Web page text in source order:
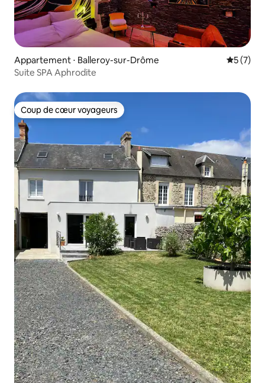
Appartement ⋅ Balleroy-sur-Drôme
5 (7)
Suite SPA Aphrodite
Coup de cœur voyageurs
Coup de cœur voyageurs